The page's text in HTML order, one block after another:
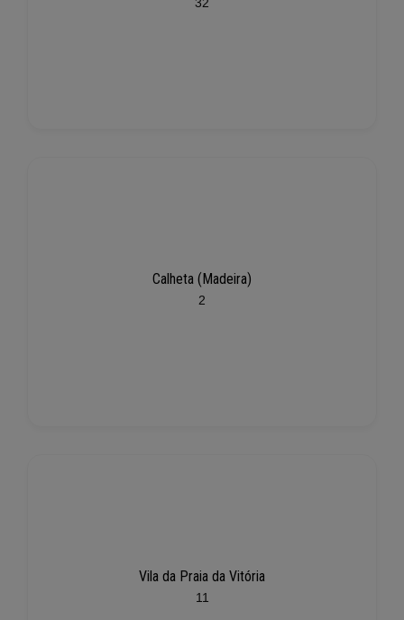
Calheta (Madeira)
2
Vila da Praia da Vitória
11